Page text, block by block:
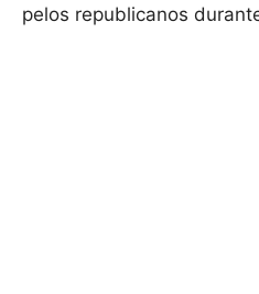
pelos republicanos